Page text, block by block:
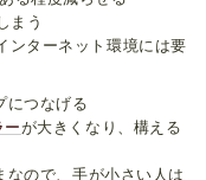
まう
ンターネット環境には要
につなげる
ーが大きくなり、構える
ので、手が小さい人は